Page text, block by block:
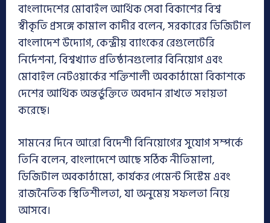
বাংলাদেশের মোবাইল আর্থিক সেবা বিকাশের বিশ্ব
স্বীকৃতি প্রসঙ্গে কামাল কাদীর বলেন, সরকারের ডিজিটাল
বাংলাদেশ উদ্যোগ, কেন্দ্রীয় ব্যাংকের রেগুলেটেরি
নির্দেশনা, বিশ্বখ্যাত প্রতিষ্ঠানগুলোর বিনিয়োগ এবং
মোবাইল নেটওয়ার্কের শক্তিশালী অবকাঠামো বিকাশকে
দেশের আর্থিক অন্তর্ভুক্তিতে অবদান রাখতে সহায়তা
করেছে।
সামনের দিনে আরো বিদেশী বিনিয়োগের সুযোগ সম্পর্কে
তিনি বলেন, বাংলাদেশে আছে সঠিক নীতিমালা,
ডিজিটাল অবকাঠামো, কার্যকর পেমেন্ট সিস্টেম এবং
রাজনৈতিক স্থিতিশীলতা, যা অনুমেয় সফলতা নিয়ে
আসবে।